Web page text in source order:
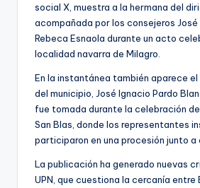
social X, muestra a la hermana del
acompañada por los consejeros
Rebeca Esnaola durante un acto
localidad navarra de Milagro.
En la instantánea también aparece
del municipio, José Ignacio Pardo
fue tomada durante la celebración
San Blas, donde los representantes
participaron en una procesión junto a
La publicación ha generado nuevas
UPN, que cuestiona la cercanía entre